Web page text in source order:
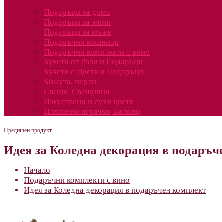
Подаръци за дома
Подаръци за жени
Подаръци за мъже
Подаръчни кошници
Подаръчни комплекти с вино
Букети от Рози и Подаръци
Букети с Цветя и Подаръци
Бижута, перли
Свещи, Свещници
Изкуствени и сухи цветя
Плюшени играчки, Балони
Предишен продукт
Идея за Коледна декорация в
Начало
Подаръчни комплекти с вино
Идея за Коледна декорация в подаръчен комплект